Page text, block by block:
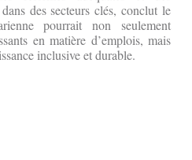
des secteurs clés, conclut le
pourrait non seulement
en matière d’emplois, mais
inclusive et durable.